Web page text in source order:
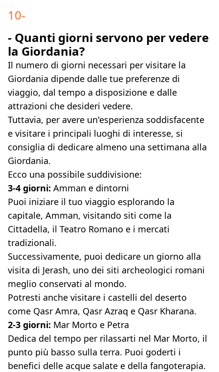
10-
- Quanti giorni servono per vedere
la Giordania?
Il numero di giorni necessari per visitare la
Giordania dipende dalle tue preferenze di
viaggio, dal tempo a disposizione e dalle
attrazioni che desideri vedere.
Tuttavia, per avere un'esperienza soddisfacente
e visitare i principali luoghi di interesse, si
consiglia di dedicare almeno una settimana alla
Giordania.
Ecco una possibile suddivisione:
3-4 giorni: Amman e dintorni
Puoi iniziare il tuo viaggio esplorando la
capitale, Amman, visitando siti come la
Cittadella, il Teatro Romano e i mercati
tradizionali.
Successivamente, puoi dedicare un giorno alla
visita di Jerash, uno dei siti archeologici romani
meglio conservati al mondo.
Potresti anche visitare i castelli del deserto
come Qasr Amra, Qasr Azraq e Qasr Kharana.
2-3 giorni: Mar Morto e Petra
Dedica del tempo per rilassarti nel Mar Morto, il
punto più basso sulla terra. Puoi goderti i
benefici delle acque salate e della fangoterapia.